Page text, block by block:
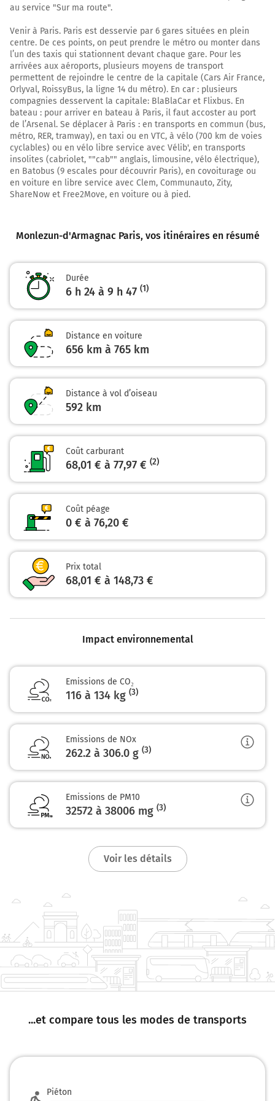
Au rond-point, prendre la 1ère sortie sur D9 et
continuer sur 350 mètres
Tourner à droite sur la voie et continuer sur 700
mètres
Prendre un ticket (Péage Roquefort)
34,9 km
Au rond-point, prendre la 1ère sortie sur la voie et
continuer sur 45 mètres
35,6 km
Prendre à droite et rejoindre la voie. Continuer
35,7 km
A65
E7
Bordeaux
35,9 km
Prendre à droite et rejoindre A62. Continuer sur
42 kilomètres
A62
E72
BORDEAUX
LIBOURNE
Autoroute des Deux Mers
Payer 15,30 € (Péage Saint Selve)
95 km
Prendre à droite et rejoindre A630 E70 E5.
Continuer sur 3,8 kilomètres
rocade extérieure
LYON
GARE ST JEAN
137 km
Continuer E70 (N230) sur 10 kilomètres
E70
E5
A10
PARIS
N230
141 km
17 kilomètres
A10 E5
E606
PARIS
L'Aquitaine
Continuer A10 sur 427 kilomètres
au service "Sur ma route".
Venir à Paris. Paris est desservie par 6 gares situées en plein
centre. De ces points, on peut prendre le métro ou monter dans
l’un des taxis qui stationnent devant chaque gare. Pour les
arrivées aux aéroports, plusieurs moyens de transport
permettent de rejoindre le centre de la capitale (Cars Air France,
Orlyval, RoissyBus, la ligne 14 du métro). En car : plusieurs
compagnies desservent la capitale: BlaBlaCar et Flixbus. En
bateau : pour arriver en bateau à Paris, il faut accoster au port
de l’Arsenal. Se déplacer à Paris : en transports en commun (bus,
métro, RER, tramway), en taxi ou en VTC, à vélo (700 km de voies
cyclables) ou en vélo libre service avec Vélib', en transports
insolites (cabriolet, ""cab"" anglais, limousine, vélo électrique),
en Batobus (9 escales pour découvrir Paris), en covoiturage ou
en voiture en libre service avec Clem, Communauto, Zity,
ShareNow et Free2Move, en voiture ou à pied.
Monlezun-d'Armagnac Paris, vos itinéraires en résumé
Durée
6 h 24 à 9 h 47 (1)
Distance en voiture
656 km à 765 km
Distance à vol d’oiseau
592 km
Coût carburant
68,01 € à 77,97 € (2)
Coût péage
0 € à 76,20 €
Prix total
68,01 € à 148,73 €
Impact environnemental
Emissions de CO₂
116 à 134 kg (3)
Emissions de NOx
262.2 à 306.0 g (3)
Emissions de PM10
32572 à 38006 mg (3)
Voir les détails
...et compare tous les modes de transports
Piéton